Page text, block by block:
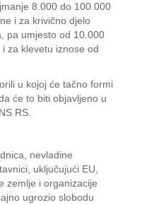
8.000 do 100.000
i za krivično djelo
pa umjesto od 10.000
za klevetu iznose od
u kojoj će tačno formi
će to biti objavljeno u
RS.
nevladine
uključujući EU,
zemlje i organizacije
ugrozio slobodu